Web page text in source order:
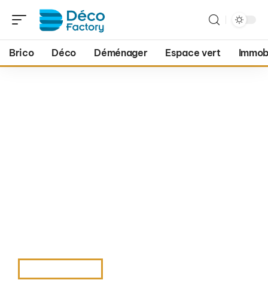
Brico Déco Déménager Espace vert